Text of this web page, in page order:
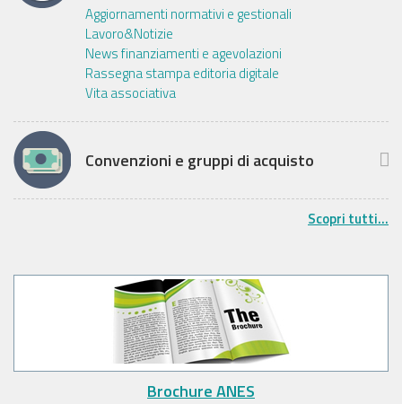
Aggiornamenti normativi e gestionali
Lavoro&Notizie
News finanziamenti e agevolazioni
Rassegna stampa editoria digitale
Vita associativa
Convenzioni e gruppi di acquisto
Scopri tutti...
Brochure ANES